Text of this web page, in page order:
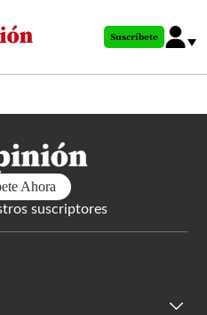
al
principal
Suscríbete
Ahora
suscriptores